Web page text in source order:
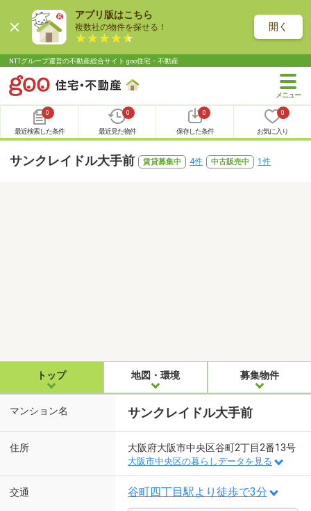
アプリ版はこちら
複数社の物件を探せる！ 開く
NTTグループ運営の不動産総合サイト goo住宅・不動産
0
最近検索した条件
0
最近見た物件
0
保存した条件
0
お気に入り
サンクレイドル大手前 賃貸募集中 4件 中古販売中 1件
トップ 地図・環境 募集物件
マンション名 サンクレイドル大手前
住所 大阪府大阪市中央区谷町2丁目2番13号
大阪市中央区の暮らしデータを見る
交通 谷町四丁目駅より徒歩で3分